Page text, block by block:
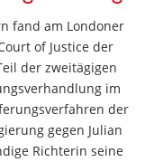
fand am Londoner
of Justice der
der zweitägigen
im
der
gegen Julian
Richterin seine